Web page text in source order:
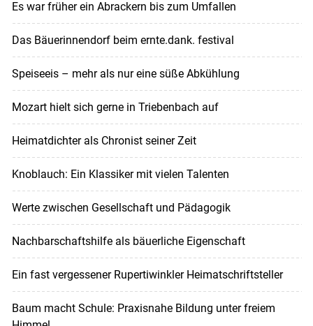
Es war früher ein Abrackern bis zum Umfallen
Das Bäuerinnendorf beim ernte.dank. festival
Speiseeis – mehr als nur eine süße Abkühlung
Mozart hielt sich gerne in Triebenbach auf
Heimatdichter als Chronist seiner Zeit
Knoblauch: Ein Klassiker mit vielen Talenten
Werte zwischen Gesellschaft und Pädagogik
Nachbarschaftshilfe als bäuerliche Eigenschaft
Ein fast vergessener Rupertiwinkler Heimatschriftsteller
Baum macht Schule: Praxisnahe Bildung unter freiem